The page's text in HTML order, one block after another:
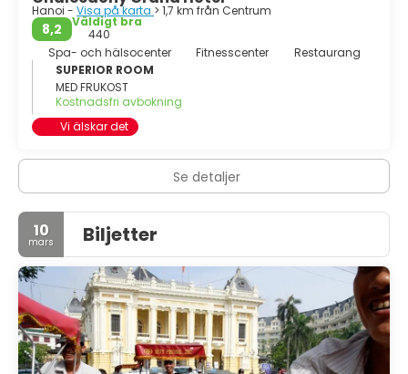
Hanoi - Visa på karta > 1,7 km från Centrum
8,2
Väldigt bra
440
Spa- och hälsocenter
Fitnesscenter
Restaurang
SUPERIOR ROOM
MED FRUKOST
Kostnadsfri avbokning
Vi älskar det
Se detaljer
10
mars Biljetter